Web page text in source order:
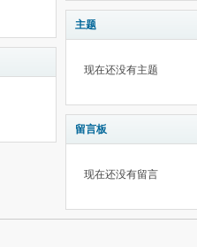
主题
现在还没有主题
留言板
现在还没有留言